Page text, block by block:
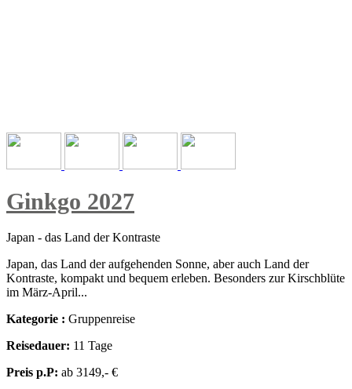
Ginkgo 2027
Japan - das Land der Kontraste
Japan, das Land der aufgehenden Sonne, aber auch Land der
Kontraste, kompakt und bequem erleben. Besonders zur Kirschblüte
im März-April...
Kategorie : Gruppenreise
Reisedauer: 11 Tage
Preis p.P: ab 3149,- €